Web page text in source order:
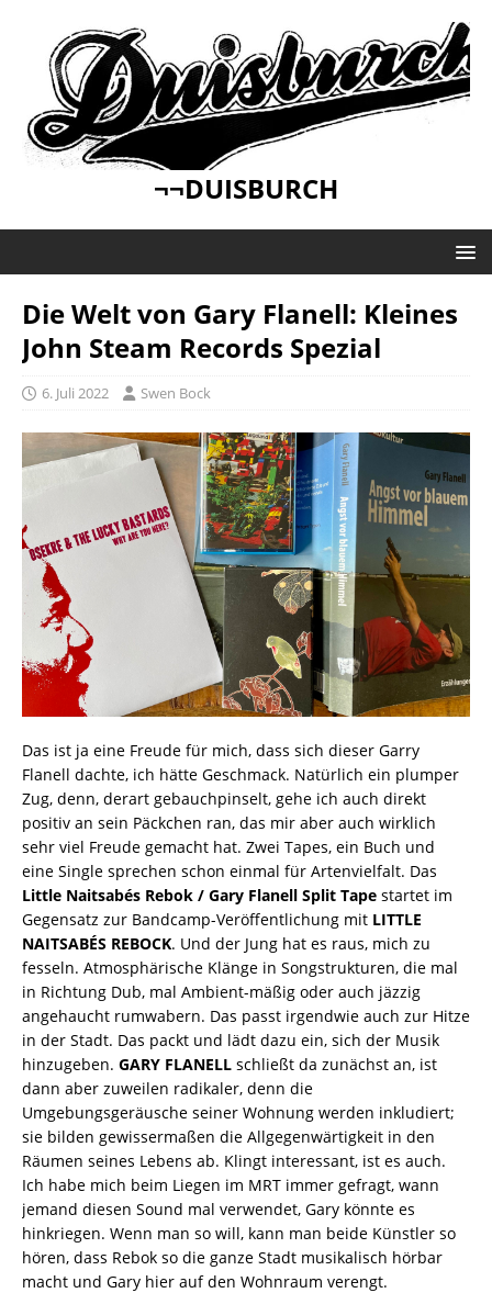
¬¬DUISBURCH
Die Welt von Gary Flanell: Kleines
John Steam Records Spezial
6. Juli 2022 Swen Bock
Das ist ja eine Freude für mich, dass sich dieser Garry
Flanell dachte, ich hätte Geschmack. Natürlich ein plumper
Zug, denn, derart gebauchpinselt, gehe ich auch direkt
positiv an sein Päckchen ran, das mir aber auch wirklich
sehr viel Freude gemacht hat. Zwei Tapes, ein Buch und
eine Single sprechen schon einmal für Artenvielfalt. Das
Little Naitsabés Rebok / Gary Flanell Split Tape startet im
Gegensatz zur Bandcamp-Veröffentlichung mit LITTLE
NAITSABÉS REBOCK. Und der Jung hat es raus, mich zu
fesseln. Atmosphärische Klänge in Songstrukturen, die mal
in Richtung Dub, mal Ambient-mäßig oder auch jäzzig
angehaucht rumwabern. Das passt irgendwie auch zur Hitze
in der Stadt. Das packt und lädt dazu ein, sich der Musik
hinzugeben. GARY FLANELL schließt da zunächst an, ist
dann aber zuweilen radikaler, denn die
Umgebungsgeräusche seiner Wohnung werden inkludiert;
sie bilden gewissermaßen die Allgegenwärtigkeit in den
Räumen seines Lebens ab. Klingt interessant, ist es auch.
Ich habe mich beim Liegen im MRT immer gefragt, wann
jemand diesen Sound mal verwendet, Gary könnte es
hinkriegen. Wenn man so will, kann man beide Künstler so
hören, dass Rebok so die ganze Stadt musikalisch hörbar
macht und Gary hier auf den Wohnraum verengt.